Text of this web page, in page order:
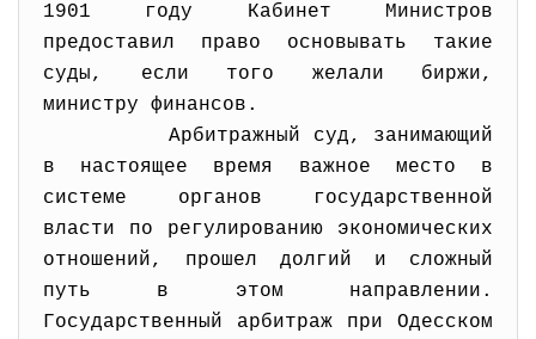
1901 году Кабинет Министров
предоставил право основывать такие
суды, если того желали биржи,
министру финансов.
Арбитражный суд, занимающий
в настоящее время важное место в
системе органов государственной
власти по регулированию экономических
отношений, прошел долгий и сложный
путь в этом направлении.
Государственный арбитраж при Одесском